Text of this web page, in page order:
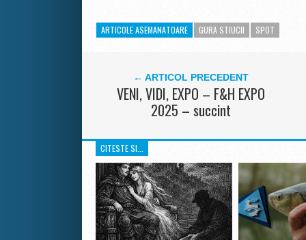
ARTICOLE ASEMANATOARE GURA STIUCII SPOT
← ARTICOL PRECEDENT
VENI, VIDI, EXPO – F&H EXPO
2025 – succint
CITESTE SI...